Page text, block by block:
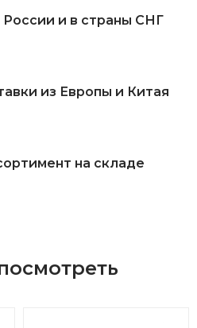
России и в страны СНГ
из Европы и Китая
на складе